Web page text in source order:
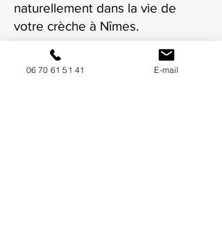
naturellement dans la vie de
votre crèche à Nîmes.
06 70 61 51 41 E-mail